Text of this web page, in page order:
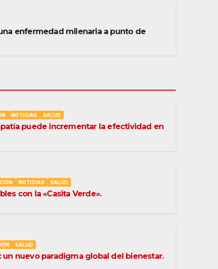
enfermedad milenaria a punto de
NOTICIAS SALUD
puede incrementar la efectividad en
NOTICIAS SALUD
con la «Casita Verde».
SALUD
un nuevo paradigma global del bienestar.